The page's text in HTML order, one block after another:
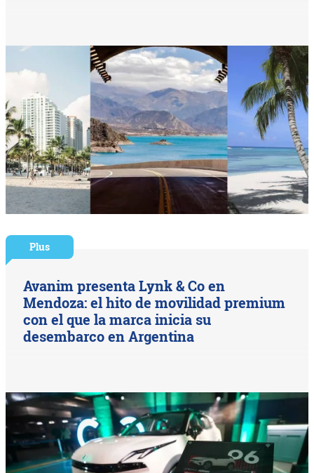
Plus
Avanim presenta Lynk & Co en
Mendoza: el hito de movilidad premium
con el que la marca inicia su
desembarco en Argentina